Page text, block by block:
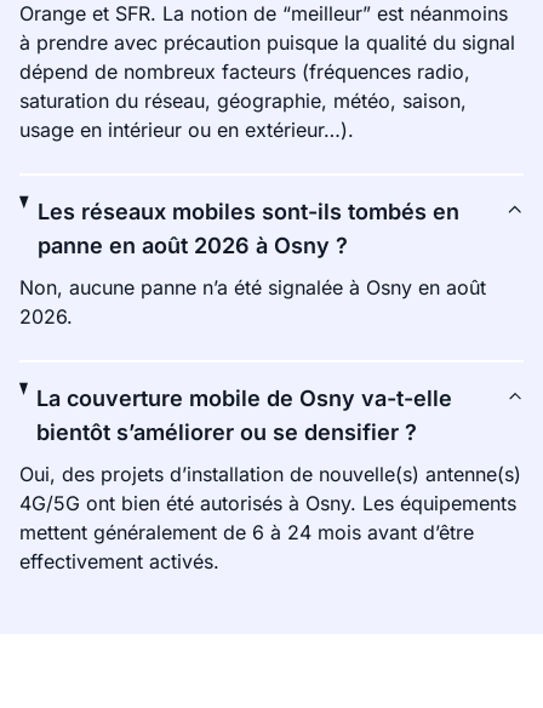
Orange et SFR. La notion de “meilleur” est néanmoins
à prendre avec précaution puisque la qualité du signal
dépend de nombreux facteurs (fréquences radio,
saturation du réseau, géographie, météo, saison,
usage en intérieur ou en extérieur…).
Les réseaux mobiles sont-ils tombés en
panne en août 2026 à Osny ?
Non, aucune panne n’a été signalée à Osny en août
2026.
La couverture mobile de Osny va-t-elle
bientôt s’améliorer ou se densifier ?
Oui, des projets d’installation de nouvelle(s) antenne(s)
4G/5G ont bien été autorisés à Osny. Les équipements
mettent généralement de 6 à 24 mois avant d’être
effectivement activés.